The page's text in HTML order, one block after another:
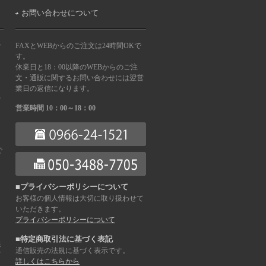
お問い合わせについて
FAXとWEBからのご注文は24時間OKで
す。
休業日と18：00以降のWEBからのご注
文・通販に関するお問い合わせには翌営
業日の返信になります。
営業時間 10：00～18：00
■プライバシーポリシーについて
お客様の個人情報は大切に取り扱わせて
いただきます。
プライバシーポリシーについて
■特定商取引法に基づく表記
通信販売の法規に基づく表示です。
詳しくはこちらから